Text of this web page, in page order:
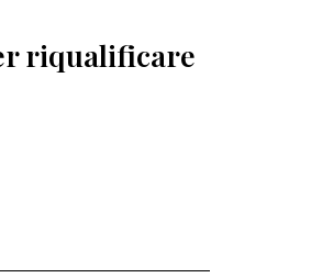
riqualificare